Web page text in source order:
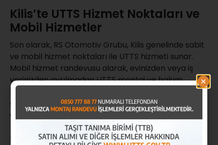
Kilis’te UTTS Hizmet Noktaları ve
Mobil Hizmetler
Son olarak, RS Otomotiv Grubu, Kilis genelinde sabit
ve mobil hizmet noktaları ile UTTS hizmeti sunar.
Mobil hizmet randevusu alarak, evinizden veya iş
yerinizden ayrılmadan UTTS montaj ve bakım
hizmetlerinden yararlanın. Mobil hizmetlerin
avantajı, kullanıcıların zamanını verimli şekilde
değerlendirmelerini sağlar.
Daha fazla bilgi için,UTTS Hakkındasayfamızı